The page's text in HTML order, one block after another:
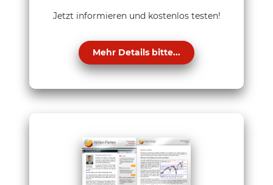
Jetzt informieren und kostenlos testen!
Mehr Details bitte...